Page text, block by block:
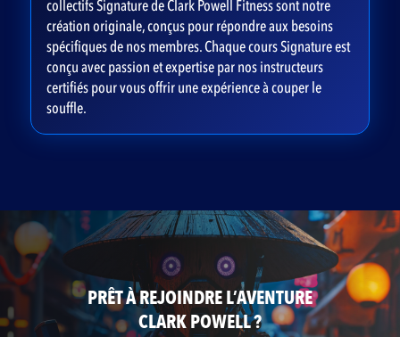
collectifs Signature de Clark Powell Fitness sont notre
création originale, conçus pour répondre aux besoins
spécifiques de nos membres. Chaque cours Signature est
conçu avec passion et expertise par nos instructeurs
certifiés pour vous offrir une expérience à couper le
souffle.
PRÊT À REJOINDRE L’AVENTURE
CLARK POWELL ?